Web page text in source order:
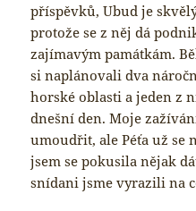
příspěvků, Ubud je
protože se z něj dá
zajímavým památkám.
si naplánovali dva
horské oblasti a jeden z
dnešní den. Moje
umoudřit, ale Péťa už se
jsem se pokusila nějak
snídani jsme vyrazili na